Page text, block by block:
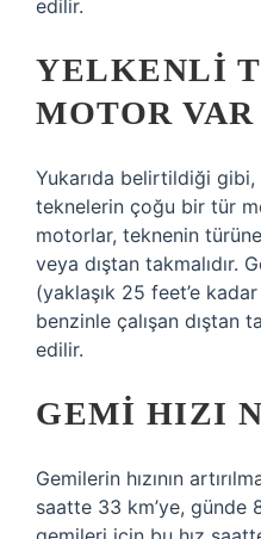
edilir.
YELKENLI
MOTOR
Yukarıda belirtildiği
teknelerin çoğu bir tür
motorlar, teknenin
veya dıştan takmalıdır.
(yaklaşık 25 feet’e
benzinle çalışan dıştan
edilir.
GEMI HIZI
Gemilerin hızının
saatte 33 km’ye, günde